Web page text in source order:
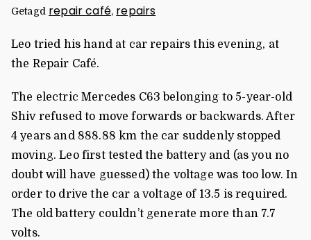
Getagd repair café, repairs
Leo tried his hand at car repairs this evening, at
the Repair Café.
The electric Mercedes C63 belonging to 5-year-old
Shiv refused to move forwards or backwards. After
4 years and 888.88 km the car suddenly stopped
moving. Leo first tested the battery and (as you no
doubt will have guessed) the voltage was too low. In
order to drive the car a voltage of 13.5 is required.
The old battery couldn’t generate more than 7.7
volts.